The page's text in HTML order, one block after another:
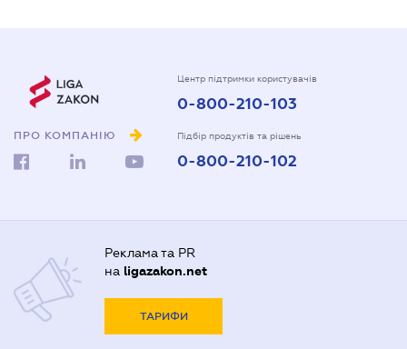
ПРО КОМПАНІЮ
Центр підтримки користувачів
0-800-210-103
Підбір продуктів та рішень
0-800-210-102
Реклама та PR
на ligazakon.net
ТАРИФИ